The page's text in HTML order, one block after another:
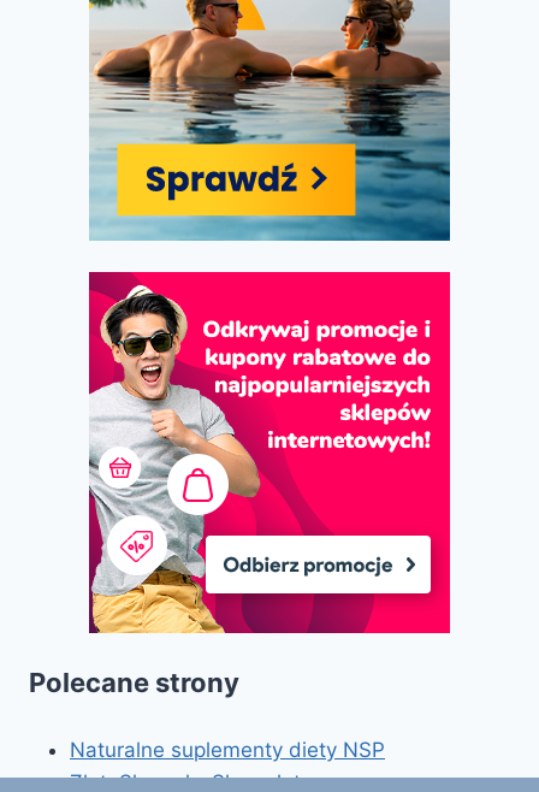
Polecane strony
Naturalne suplementy diety NSP
ZlotoSkup.pl - Skup złota